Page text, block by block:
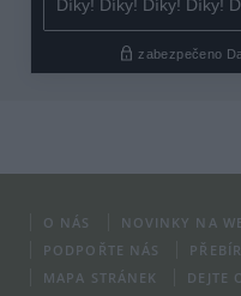
O NÁS NOVINKY NA
PODPOŘTE NÁS
MAPA STRÁNEK
DEJTE